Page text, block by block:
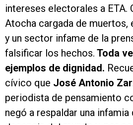
intereses electorales a ETA.
Atocha cargada de muertos,
y un sector infame de la
falsificar los hechos. Toda
ejemplos de dignidad.
cívico que José Antonio
periodista de pensamiento
negó a respaldar una infamia